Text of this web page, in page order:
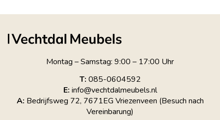
Montag – Samstag: 9:00 – 17:00 Uhr
T: 085-0604592
E: info@vechtdalmeubels.nl
A: Bedrijfsweg 72, 7671EG Vriezenveen (Besuch nach
Vereinbarung)